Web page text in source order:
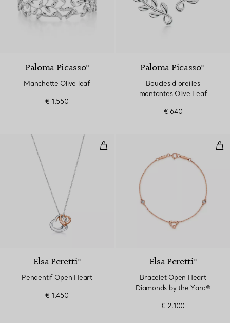
Paloma Picasso®
Manchette Olive leaf
€ 1.550
Paloma Picasso®
Boucles d’oreilles
montantes Olive Leaf
€ 640
Pendentif Open Heart
Elsa Peretti®
Pendentif Open Heart
€ 1.450
Elsa Peretti®
Bracelet Open Heart
Diamonds by the Yard®
€ 2.100